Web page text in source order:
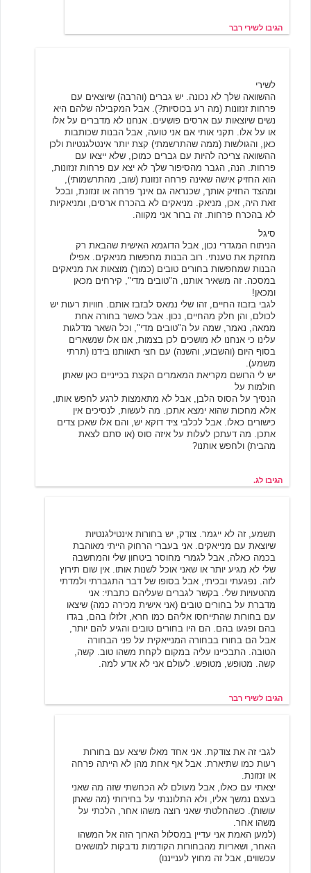
הגיבו לשירי רבר
לשירי
ההשוואה שלך לא נכונה. יש גברים (והרבה) שיוצאים עם
פרחות זנזונות (מה רע בכוסיות?). אבל המקבילה שלהם היא
נשים שיוצאות עם ארסים פושעים. אנחנו לא מדברים על אלו
או על אלו. תקני אותי אם אני טועה, אבל הבנות שכותבות
כאן, והגולשות (ממה שהתרשמתי) קצת יותר אינטלגנטיות ולכן
ההשוואה צריכה להיות עם גברים כמוכן, שלא ייצאו עם
פרחות. הנה, הגבר מהסיפור שלך לא יצא עם פרחות זנזונות,
הוא החזיק אישה שאינה פרחה זנזונת (שוב, מהתרשמותי),
ומהצד החזיק אותך, שכנראה גם אינך פרחה או זנזונת, ובכל
זאת היה, אכן, מניאק. מניאקים לא בהכרח ארסים, ומניאקיות
לא בהכרח פרחות. זה ברור אני מקווה.
סיגל
הניתוח המגדרי נכון, אבל הדוגמא האישית שהבאת רק
מחזקת את טענתי. רוב הבנות מחפשות מניאקים. אפילו
הבנות שמחפשות בחורים טובים (כמוך) מוצאות את מניאקים
במסכה. זה משאיר אותנו, ה"טובים מדי", קירחים מכאן
ומכאן!
לגבי בזבוז החיים, זהו שלי נמאס לבזבז אותם. חוויות רעות יש
לכולם, והן חלק מהחיים, נכון. אבל כאשר בחורה אחת
ממאה, נאמר, שמה על ה"טובים מדי", וכל השאר מדלגות
עלינו כי אנחנו לא מושכים לכן בצמות, אנו אלו שנשארים
בסוף היום (והשבוע, והשנה) עם חצי תאוותנו בידנו (תרתי
משמע).
יש לי הרושם מקריאת המאמרים הקצת בכייניים כאן שאתן
חולמות על
הנסיך על הסוס הלבן, אבל לא מתאמצות לרגע לחפש אותו,
אלא מחכות שהוא ימצא אתכן. מה לעשות, לנסיכים אין
כישורים כאלו. אבל לכלבי ציד דוקא יש, והם אלו שאכן צדים
אתכן. מה דעתכן לעלות על איזה סוס (או סתם לצאת
מהבית) ולחפש אותנו?
הגיבו לג.
תשמע, זה לא ייגמר. צודק, יש בחורות אינטילגנטיות
שיוצאת עם מנייאקים. אני בעברי הרחוק הייתי מאוהבת
בכמה כאלה, אבל לגמרי מחוסר ביטחון שלי והמחשבה
שלי לא מגיע יותר או שאני אוכל לשנות אותו. אין שום תירוץ
לזה. נפגעתי ובכיתי, אבל בסופו של דבר התגברתי ולמדתי
מהטעויות שלי. בקשר לגברים שעליהם כתבתי: אני
מדברת על בחורים טובים (אני אישית מכירה כמה) שיצאו
עם בחורות שהתייחסו אליהם כמו חרא, זלזלו בהם, בגדו
בהם ופגעו בהם. הם היו בחורים טובים והגיע להם יותר,
אבל הם בחורו בבחורה המנייאקית על פני הבחורה
הטובה. התבכיינו עליה במקום לקחת משהו טוב. קשה,
קשה. מטופש, מטופש. לעולם אני לא אדע למה.
הגיבו לשירי רבר
לגבי זה את צודקת. אני אחד מאלו שיצא עם בחורות
רעות כמו שתיארת. אבל אף אחת מהן לא הייתה פרחה
או זנזונת.
יצאתי עם כאלו, אבל מעולם לא הכחשתי שזה מה שאני
בעצם נמשך אליו, ולא התלוננתי על בחירותי (מה שאתן
עושות). כשהחלטתי שאני רוצה משהו אחר, הלכתי על
משהו אחר.
(למען האמת אני עדיין במסלול הארוך הזה אל המשהו
האחר, ושאריות מהבחורות הקודמות נדבקות למושאים
עכשווים, אבל זה מחוץ לענייננו)